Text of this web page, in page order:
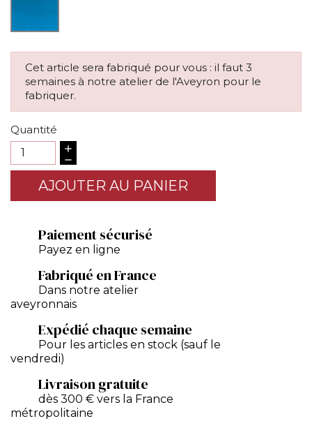
Cet article sera fabriqué pour vous : il faut 3
semaines à notre atelier de l'Aveyron pour le
fabriquer.
Quantité
AJOUTER AU PANIER
Paiement sécurisé
Payez en ligne
Fabriqué en France
Dans notre atelier
aveyronnais
Expédié chaque semaine
Pour les articles en stock (sauf le
vendredi)
Livraison gratuite
dès 300 € vers la France
métropolitaine